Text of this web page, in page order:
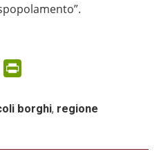
Email
borghi, regione